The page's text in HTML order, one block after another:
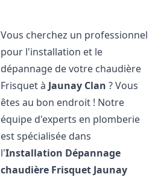
Vous cherchez un professionnel
pour l'installation et le
dépannage de votre chaudière
Frisquet à Jaunay Clan ? Vous
êtes au bon endroit ! Notre
équipe d'experts en plomberie
est spécialisée dans
l'Installation Dépannage
chaudière Frisquet Jaunay